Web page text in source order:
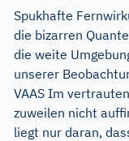
Spukhafte
die bizarren
die weite
unserer
VAAS Im
zuweilen nicht
liegt nur daran,